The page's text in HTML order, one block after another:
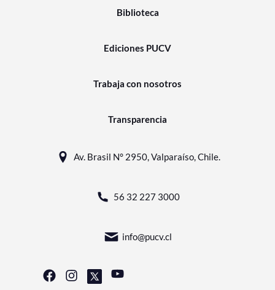
Biblioteca
Ediciones PUCV
Trabaja con nosotros
Transparencia
Av. Brasil N° 2950, Valparaíso, Chile.
56 32 227 3000
info@pucv.cl